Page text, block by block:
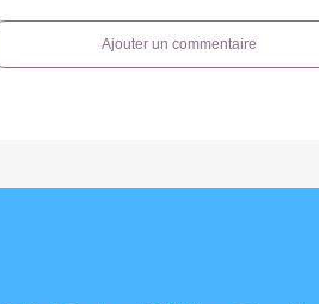
Ajouter un commentaire